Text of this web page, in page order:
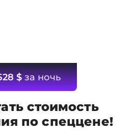
$за ночь
стоимость
по спеццене!